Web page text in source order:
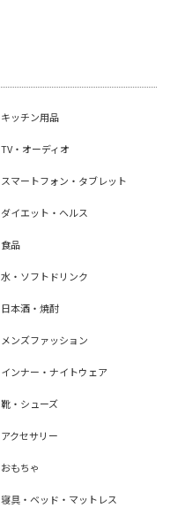
キッチン用品
TV・オーディオ
スマートフォン・タブレット
ダイエット・ヘルス
食品
水・ソフトドリンク
日本酒・焼酎
メンズファッション
インナー・ナイトウェア
靴・シューズ
アクセサリー
おもちゃ
寝具・ベッド・マットレス